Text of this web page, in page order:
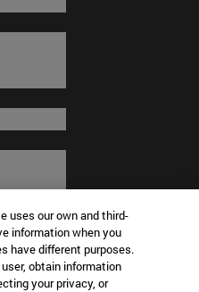
uses our own and third-
information when you
have different purposes.
obtain information
your privacy, or